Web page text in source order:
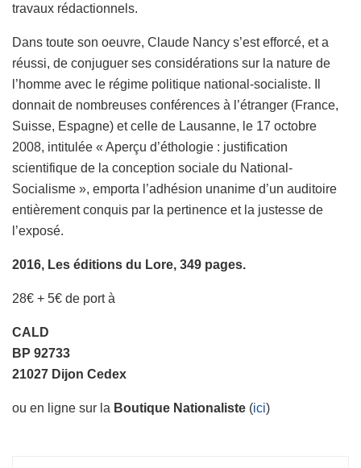
travaux rédactionnels.
Dans toute son oeuvre, Claude Nancy s’est efforcé, et a
réussi, de conjuguer ses considérations sur la nature de
l’homme avec le régime politique national-socialiste. Il
donnait de nombreuses conférences à l’étranger (France,
Suisse, Espagne) et celle de Lausanne, le 17 octobre
2008, intitulée « Aperçu d’éthologie : justification
scientifique de la conception sociale du National-
Socialisme », emporta l’adhésion unanime d’un auditoire
entièrement conquis par la pertinence et la justesse de
l’exposé.
2016, Les éd itions du Lore, 349 pages.
28€ + 5€ de port à
CALD
BP 92733
21027 Dijon Cedex
ou en ligne sur la Boutique Nationaliste (ici)